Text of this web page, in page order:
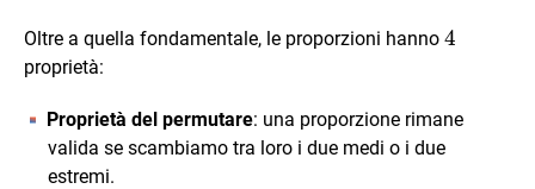
6 :
Oltre a quella fondamentale, le proporzioni hanno 4
4
proprietà:
Proprietà del permutare: una proporzione rimane
valida se scambiamo tra loro i due medi o i due
estremi.